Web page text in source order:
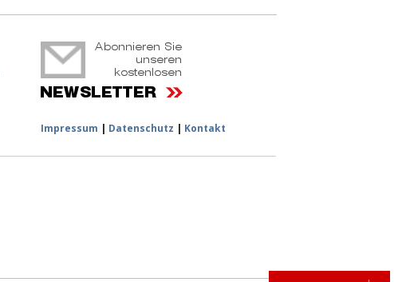
Impressum | Datenschutz | Kontakt